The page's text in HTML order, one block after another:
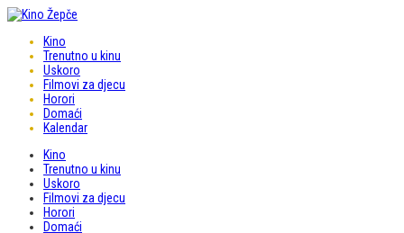
Kino
Trenutno u kinu
Uskoro
Filmovi za djecu
Horori
Domaći
Kalendar
Kino
Trenutno u kinu
Uskoro
Filmovi za djecu
Horori
Domaći